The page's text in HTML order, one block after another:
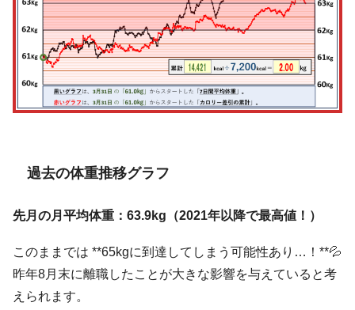
過去の体重推移グラフ
先月の月平均体重：63.9kg（2021年以降で最高値！）
このままでは **65kgに到達してしまう可能性あり…！**💦
昨年8月末に離職したことが大きな影響を与えていると考
えられます。